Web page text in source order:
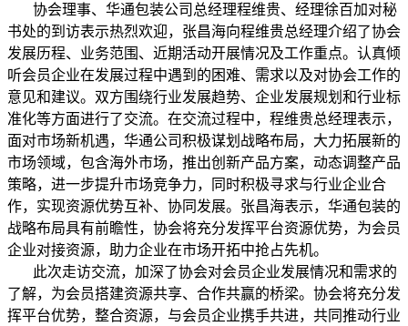
协会理事、华通包装公司总经理程维贵、经理徐百加对秘
书处的到访表示热烈欢迎，张昌海向程维贵总经理介绍了协会
发展历程、业务范围、近期活动开展情况及工作重点。认真倾
听会员企业在发展过程中遇到的困难、需求以及对协会工作的
意见和建议。双方围绕行业发展趋势、企业发展规划和行业标
准化等方面进行了交流。在交流过程中，程维贵总经理表示，
面对市场新机遇，华通公司积极谋划战略布局，大力拓展新的
市场领域，包含海外市场，推出创新产品方案，动态调整产品
策略，进一步提升市场竞争力，同时积极寻求与行业企业合
作，实现资源优势互补、协同发展。张昌海表示，华通包装的
战略布局具有前瞻性，协会将充分发挥平台资源优势，为会员
企业对接资源，助力企业在市场开拓中抢占先机。
此次走访交流，加深了协会对会员企业发展情况和需求的
了解，为会员搭建资源共享、合作共赢的桥梁。协会将充分发
挥平台优势，整合资源，与会员企业携手共进，共同推动行业